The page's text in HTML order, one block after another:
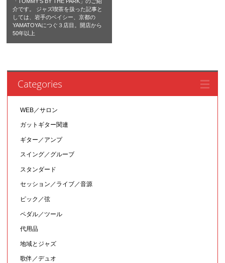
介です。 ジャズ喫茶を扱った記事と
しては、岩手のベイシー、京都の
YAMATOYAにつぐ３店目。開店から
50年以上
Categories
WEB／サロン
ガットギター関連
ギター／アンプ
スイング／グルーブ
スタンダード
セッション／ライブ／音源
ピック／弦
ペダル／ツール
代用品
地域とジャズ
歌伴／デュオ